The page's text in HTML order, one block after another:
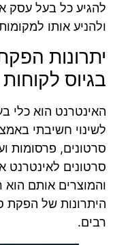
להגיע כל בעל עסק
ולהניע אותו
יתרונות
בגיוס לקוחות
האינטרנט הוא כלי
לשינוי חשיבתי
סרטונים, פרסומות
סרטונים לאינטרנט
והמוצרים אותם
היתרונות של הפקת
רבים.